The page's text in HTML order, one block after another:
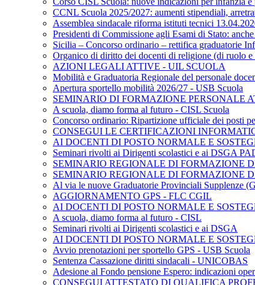
CCNL Scuola 2025/2027: aumenti stipendiali,
Assemblea sindacale riforma istituti tecnici
Presidenti di Commissione agli Esami di Stato:
Sicilia – Concorso ordinario – rettifica graduatorie
Organico di diritto dei docenti di religione (di ruolo
AZIONI LEGALI ATTIVE - UIL SCUOLA
Mobilità e Graduatoria Regionale del personale
Apertura sportello mobilità 2026/27 - USB Scuola
SEMINARIO DI FORMAZIONE PERSONALE
A scuola, diamo forma al futuro - CISL Scuola
Concorso ordinario: Ripartizione ufficiale dei posti
CONSEGUI LE CERTIFICAZIONI
AI DOCENTI DI POSTO NORMALE E
Seminari rivolti ai Dirigenti scolastici e ai DSGA
SEMINARIO REGIONALE DI FORMAZIONE
SEMINARIO REGIONALE DI FORMAZIONE
Al via le nuove Graduatorie Provinciali Supplenze
AGGIORNAMENTO GPS - FLC CGIL
AI DOCENTI DI POSTO NORMALE E
A scuola, diamo forma al futuro - CISL
Seminari rivolti ai Dirigenti scolastici e ai DSGA
AI DOCENTI DI POSTO NORMALE E
Avvio prenotazioni per sportello GPS - USB Scuola
Sentenza Cassazione diritti sindacali - UNICOBAS
Adesione al Fondo pensione Espero: indicazioni
CONSEGUI ATTESTATO DI QUALIFICA